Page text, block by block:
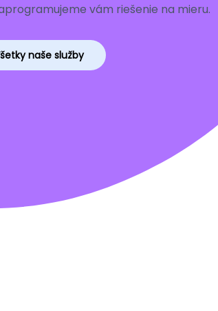
vám riešenie na mieru.
naše služby